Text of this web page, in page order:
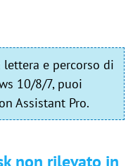
lettera e percorso di
10/8/7, puoi
Assistant Pro.
non rilevato in